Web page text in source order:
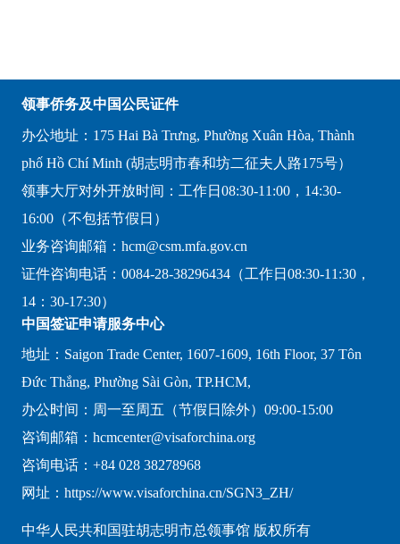
领事侨务及中国公民证件
办公地址：175 Hai Bà Trưng, Phường Xuân Hòa, Thành
phố Hồ Chí Minh (胡志明市春和坊二征夫人路175号）
领事大厅对外开放时间：工作日08:30-11:00，14:30-
16:00（不包括节假日）
业务咨询邮箱：hcm@csm.mfa.gov.cn
证件咨询电话：0084-28-38296434（工作日08:30-11:30，
14：30-17:30）
中国签证申请服务中心
地址：Saigon Trade Center, 1607-1609, 16th Floor, 37 Tôn
Đức Thắng, Phường Sài Gòn, TP.HCM,
办公时间：周一至周五（节假日除外）09:00-15:00
咨询邮箱：hcmcenter@visaforchina.org
咨询电话：+84 028 38278968
网址：https://www.visaforchina.cn/SGN3_ZH/
中华人民共和国驻胡志明市总领事馆 版权所有